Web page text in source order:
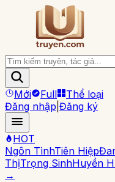
Mới Full
Thể loại
Đăng nhập Đăng ký
HOT
Ngôn TìnhTiên Hiệp
ThịTrọng SinhHuyền
→